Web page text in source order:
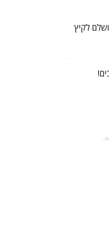
לקיץ
-